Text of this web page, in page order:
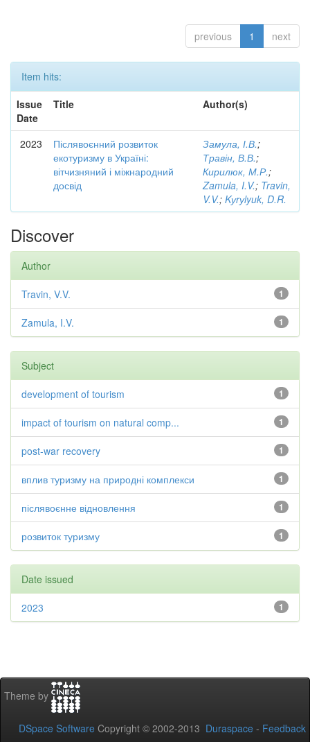
previous 1 next
Item hits:
Issue
Date
Title Author(s)
2023
Післявоєнний розвиток
екотуризму в Україні:
вітчизняний і міжнародний
досвід
Замула, І.В.;
Травін, В.В.;
Кирилюк, М.Р.;
Zamula, I.V.; Travin,
V.V.; Kуrуlyuk, D.R.
Discover
Author
1
Travin, V.V.
1
Zamula, I.V.
Subject
1
development of tourism
1
impact of tourism on natural comp...
1
post-war recovery
1
вплив туризму на природні комплекси
1
післявоєнне відновлення
1
розвиток туризму
Date issued
1
2023
Theme by
DSpace Software Copyright © 2002-2013 Duraspace - Feedback